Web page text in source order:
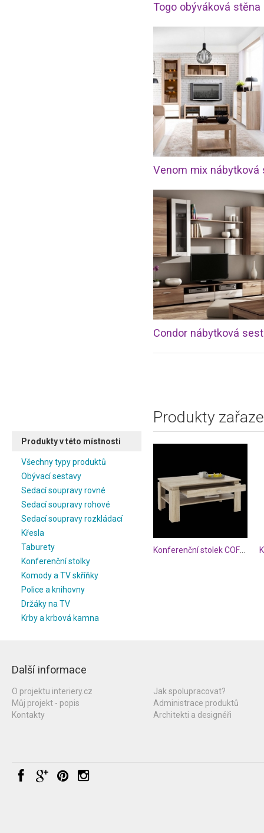
Togo obýváková stěna
Condor nábytková
Produkty v této místnosti
Všechny typy produktů
Obývací sestavy
Sedací soupravy rovné
Sedací soupravy rohové
Sedací soupravy rozkládací
Křesla
Taburety
Konferenční stolky
Komody a TV skříňky
Police a knihovny
Držáky na TV
Krby a krbová kamna
Produkty
Další informace
O projektu interiery.cz
Můj projekt - popis
Kontakty
Jak spolupracovat?
Administrace produktů
Architekti a designéři